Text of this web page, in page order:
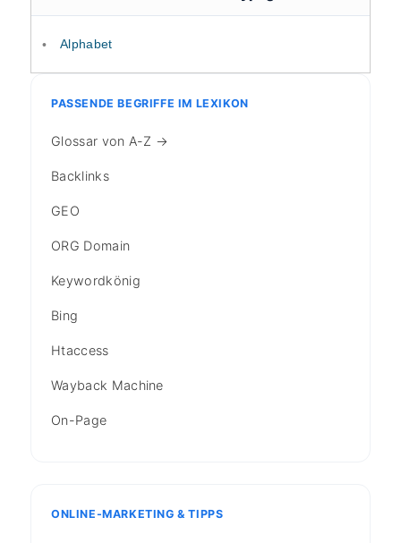
Alphabet
PASSENDE BEGRIFFE IM LEXIKON
Glossar von A-Z →
Backlinks
GEO
ORG Domain
Keywordkönig
Bing
Htaccess
Wayback Machine
On-Page
ONLINE-MARKETING & TIPPS